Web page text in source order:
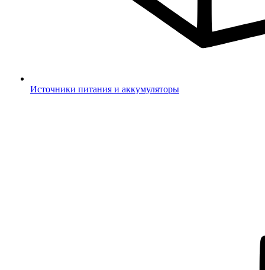
Источники питания и аккумуляторы